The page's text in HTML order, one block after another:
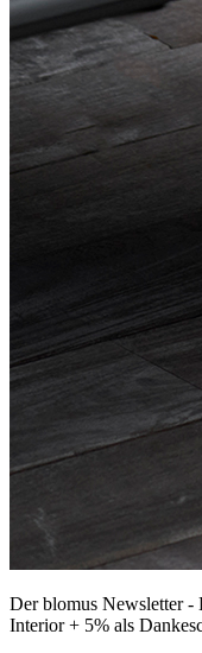
Der blomus Newsletter -
Interior + 5% als